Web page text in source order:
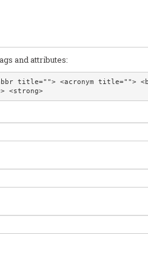
and attributes:
title=""> <acronym title="">
<strong>